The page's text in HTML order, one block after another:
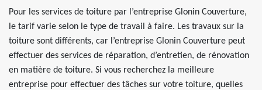
Pour les services de toiture par l’entreprise Glonin Couverture,
le tarif varie selon le type de travail à faire. Les travaux sur la
toiture sont différents, car l’entreprise Glonin Couverture peut
effectuer des services de réparation, d’entretien, de rénovation
en matière de toiture. Si vous recherchez la meilleure
entreprise pour effectuer des tâches sur votre toiture, quelles